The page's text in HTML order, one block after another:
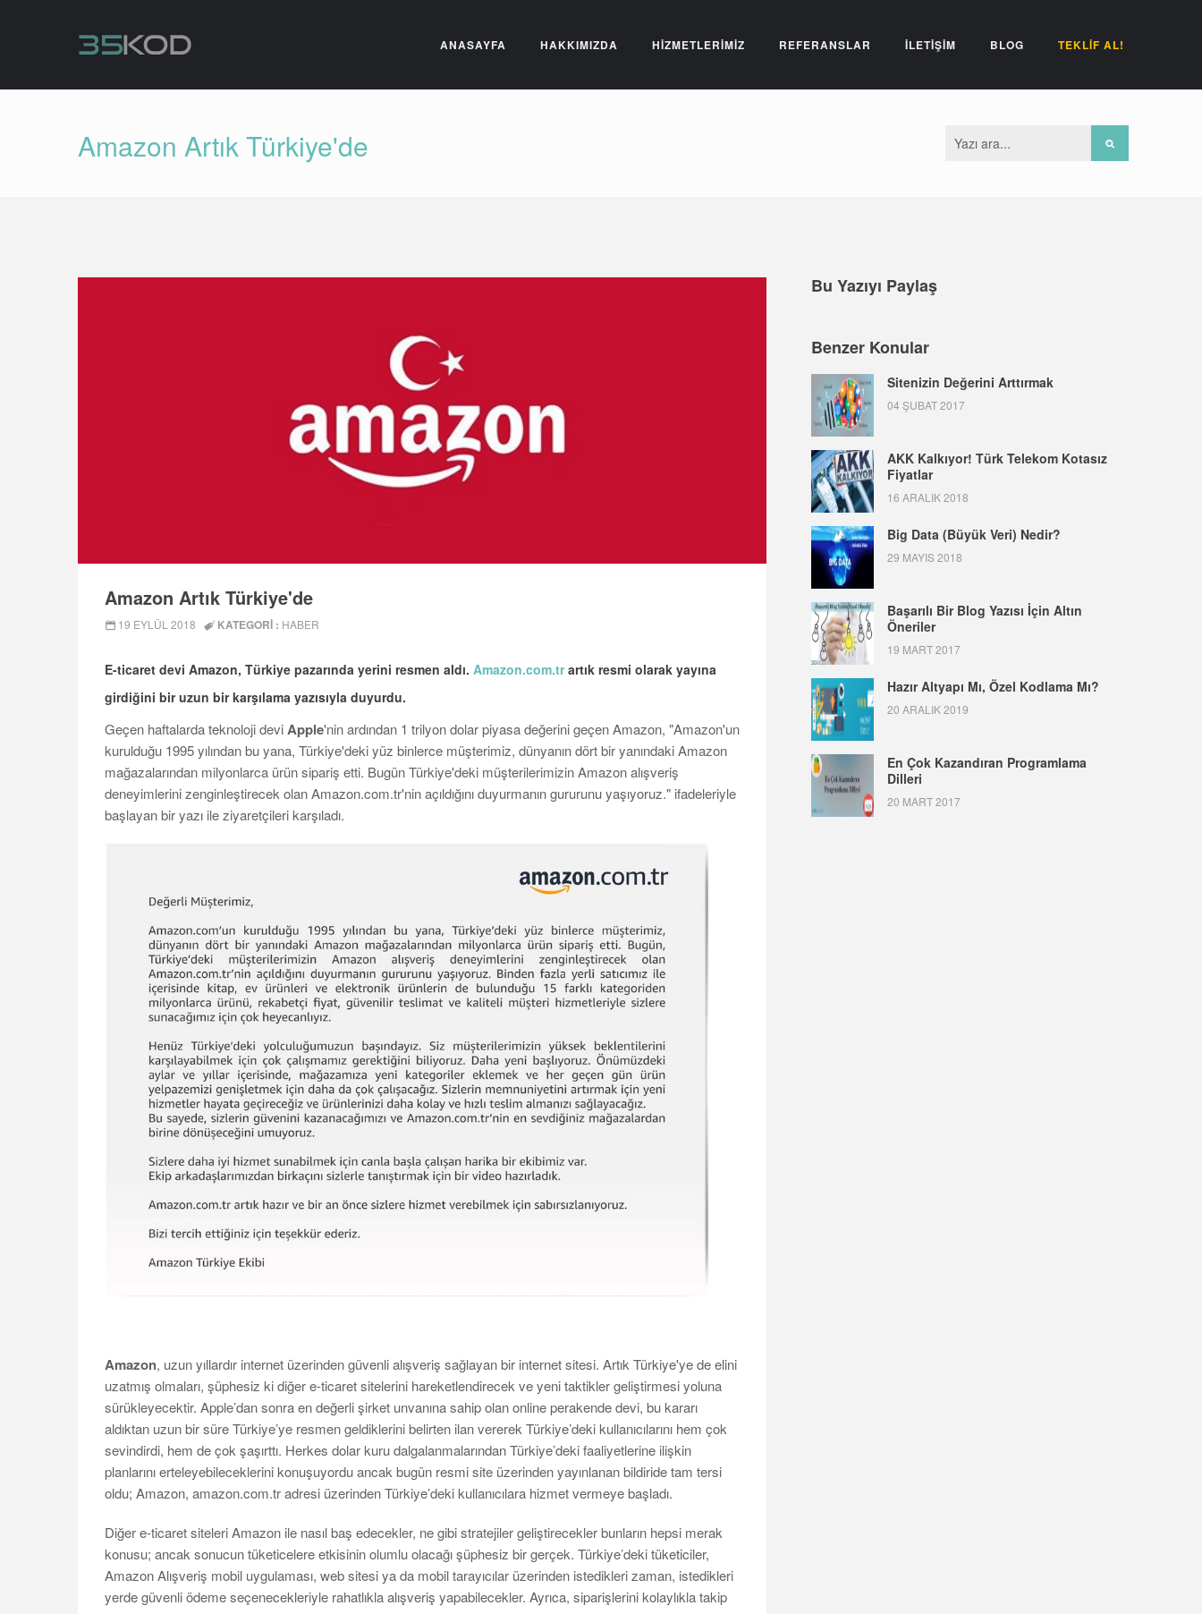
ANASAYFA HAKKIMIZDA HİZMETLERİMİZ REFERANSLAR İLETİŞİM BLOG TEKLİF AL!
Amazon Artık Türkiye'de
Amazon Artık Türkiye'de
19 EYLÜL 2018 KATEGORI : HABER
E-ticaret devi Amazon, Türkiye pazarında yerini resmen aldı. Amazon.com.trartık resmi olarak yayına
girdiğini bir uzun bir karşılama yazısıyla duyurdu.
Geçen haftalarda teknoloji deviApple'nin ardından 1 trilyon dolar piyasa değerini geçen Amazon, "Amazon'un
kurulduğu 1995 yılından bu yana, Türkiye'deki yüz binlerce müşterimiz, dünyanın dört bir yanındaki Amazon
mağazalarından milyonlarca ürün sipariş etti. Bugün Türkiye'deki müşterilerimizin Amazon alışveriş
deneyimlerini zenginleştirecek olan Amazon.com.tr'nin açıldığını duyurmanın gururunu yaşıyoruz." ifadeleriyle
başlayan bir yazı ile ziyaretçileri karşıladı.
Amazon, uzun yıllardır internet üzerinden güvenli alışveriş sağlayan bir internet sitesi. Artık Türkiye'ye de elini
uzatmış olmaları, şüphesiz ki diğer e-ticaret sitelerini hareketlendirecek ve yeni taktikler geliştirmesi yoluna
sürükleyecektir. Apple’dan sonra en değerli şirket unvanına sahip olan online perakende devi, bu kararı
aldıktan uzun bir süre Türkiye’ye resmen geldiklerini belirten ilan vererek Türkiye’deki kullanıcılarını hem çok
sevindirdi, hem de çok şaşırttı. Herkes dolar kuru dalgalanmalarından Türkiye’deki faaliyetlerine ilişkin
planlarını erteleyebileceklerini konuşuyordu ancak bugün resmi site üzerinden yayınlanan bildiride tam tersi
oldu; Amazon, amazon.com.tr adresi üzerinden Türkiye’deki kullanıcılara hizmet vermeye başladı.
Diğer e-ticaret siteleri Amazon ile nasıl baş edecekler, ne gibi stratejiler geliştirecekler bunların hepsi merak
konusu; ancak sonucun tüketicelere etkisinin olumlu olacağı şüphesiz bir gerçek. Türkiye’deki tüketiciler,
Amazon Alışveriş mobil uygulaması, web sitesi ya da mobil tarayıcılar üzerinden istedikleri zaman, istedikleri
yerde güvenli ödeme seçenecekleriyle rahatlıkla alışveriş yapabilecekler. Ayrıca, siparişlerini kolaylıkla takip
Bu Yazıyı Paylaş
Benzer Konular
Sitenizin Değerini Arttırmak
04 ŞUBAT 2017
AKK Kalkıyor! Türk Telekom Kotasız
Fiyatlar
16 ARALIK 2018
Big Data (Büyük Veri) Nedir?
29 MAYIS 2018
Başarılı Bir Blog Yazısı İçin Altın
Öneriler
19 MART 2017
Hazır Altyapı Mı, Özel Kodlama Mı?
20 ARALIK 2019
En Çok Kazandıran Programlama
Dilleri
20 MART 2017